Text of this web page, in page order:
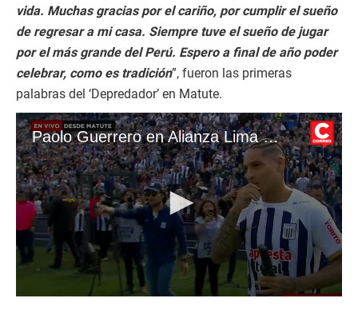
vida. Muchas gracias por el cariño, por cumplir el sueño
de regresar a mi casa. Siempre tuve el sueño de jugar
por el más grande del Perú. Espero a final de año poder
celebrar, como es tradición”, fueron las primeras
palabras del ‘Depredador’ en Matute.
Paolo Guerrero en Alianza Lima a estadio lleno